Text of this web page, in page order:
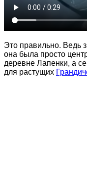
Это правильно. Ведь
она была просто
деревне Лапенки, а
для растущих